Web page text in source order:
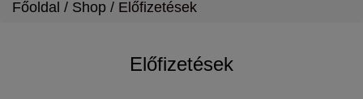
Főoldal / Shop / Előfizetések
Előfizetések